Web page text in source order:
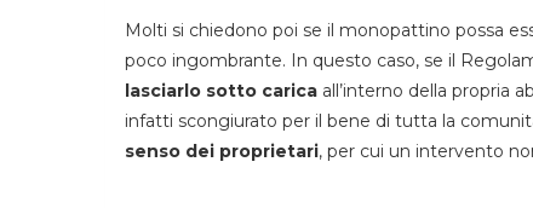
Molti si chiedono poi se il monopattino possa
poco ingombrante. In questo caso, se il
lasciarlo sotto carica all’interno della propria
infatti scongiurato per il bene di tutta la
senso dei proprietari, per cui un intervento